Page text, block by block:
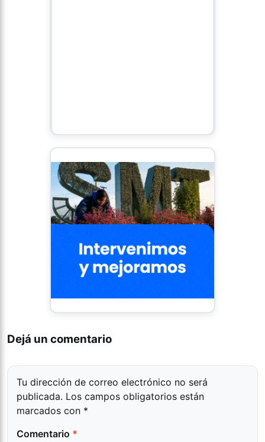
Dejá un comentario
Tu dirección de correo electrónico no será
publicada. Los campos obligatorios están
marcados con *
Comentario *